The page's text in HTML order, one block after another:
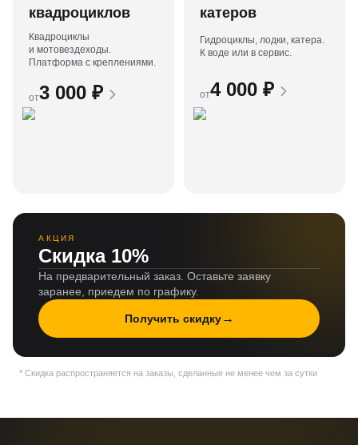
квадроциклов
Квадроциклы
и мотовездеходы.
Платформа с креплениями.
от3 000 ₽
катеров
Гидроциклы, лодки, катера.
К воде или в сервис.
от4 000 ₽
АКЦИЯ
Скидка 10%
На предварительный заказ. Оставьте заявку
заранее, приедем по графику.
Получить скидку→
* Скидка распространяется на заказы, сделанные не менее чем за сутки